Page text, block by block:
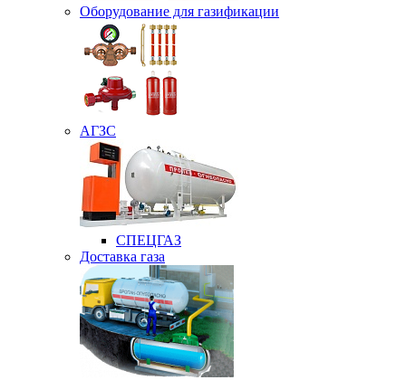
Оборудование для газификации
АГЗС
СПЕЦГАЗ
Доставка газа